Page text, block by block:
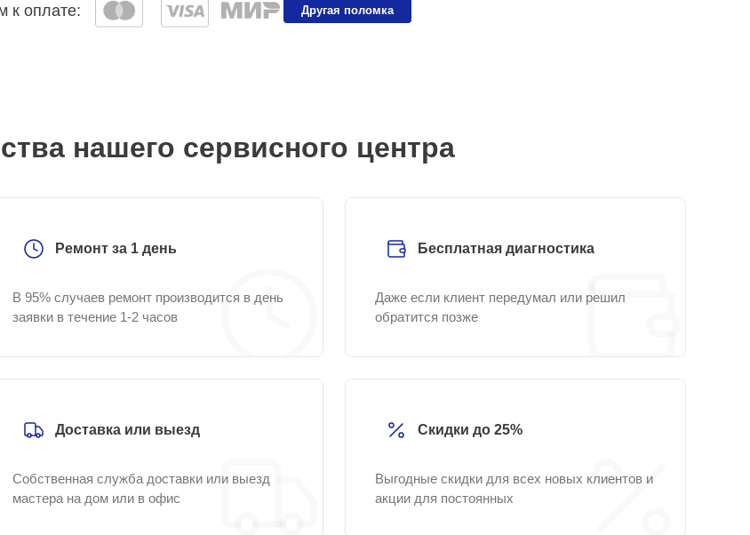
к оплате: Другая поломка
нашего сервисного центра
Ремонт за 1 день
В 95% случаев ремонт производится в день
заявки в течение 1-2 часов
Бесплатная диагностика
Даже если клиент передумал или решил
обратится позже
Доставка или выезд
Собственная служба доставки или выезд
мастера на дом или в офис
Скидки до 25%
Выгодные скидки для всех новых клиентов и
акции для постоянных